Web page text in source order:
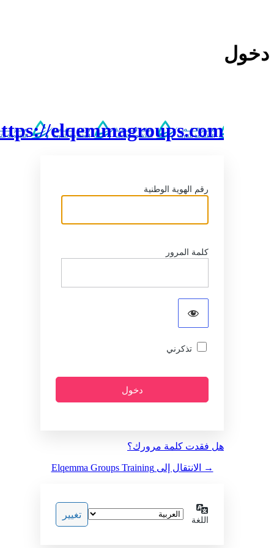
https://elqemmagroups.com
رقم الهوية الوطنية
كلمة المرور
تذكرني
هل فقدت كلمة مرورك؟
→ الانتقال إلى Elqemma Groups Training
اللغة